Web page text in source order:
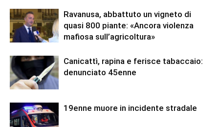
Ravanusa, abbattuto un vigneto di
quasi 800 piante: «Ancora violenza
mafiosa sull’agricoltura»
Canicattì, rapina e ferisce tabaccaio:
denunciato 45enne
19enne muore in incidente stradale